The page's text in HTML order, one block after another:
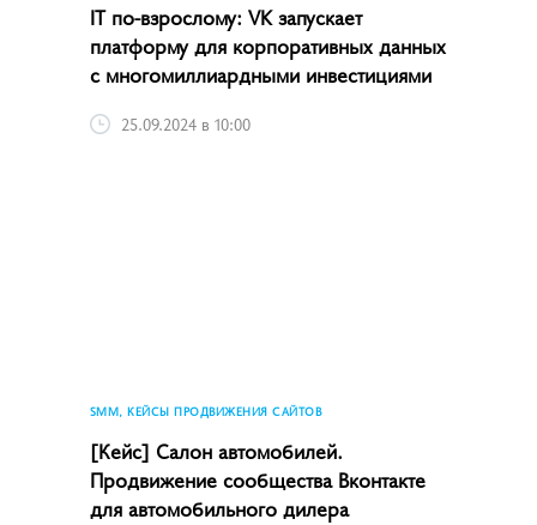
IT по-взрослому: VK запускает
платформу для корпоративных данных
с многомиллиардными инвестициями
25.09.2024 в 10:00
SMM, КЕЙСЫ ПРОДВИЖЕНИЯ САЙТОВ
[Кейс] Салон автомобилей.
Продвижение сообщества Вконтакте
для автомобильного дилера